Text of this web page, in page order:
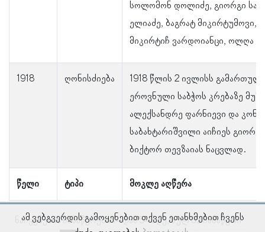
წელი ტიპი მოკლე აღწერა
სოლომონ დოლიძე, გიორგი
ელიაძე, ბაგრატ მიკირტუმოვი,
მიკირტიჩ ვარდოიანცი, ოლღა
1918 ღონისძიება
1918 წლის 2 ივლისს
ეროვნული საბჭოს კრებაზე
ალექსანდრე ფარნიევი და
საბახტარიშვილი აიჩიეს
ბიქტორ თევზაიას ნაცვლად.
ნაჩვენებია ჩანაწერები 1–დან 5–მდე, სულ 35 ჩანაწერი
ამ ვებგვერდის გამოყენებით თქვენ ეთანხმებით ჩვენს